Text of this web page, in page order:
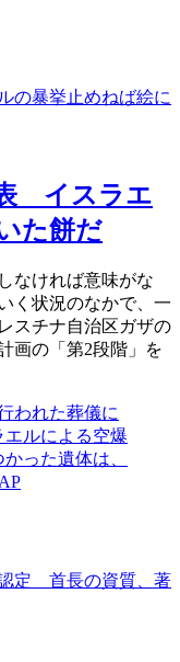
の暴挙止めねば絵に
表 イスラエ
た餅だ
なければ意味がな
く状況のなかで、一
スチナ自治区ガザの
画の「第2段階」を
認定 首長の資質、著